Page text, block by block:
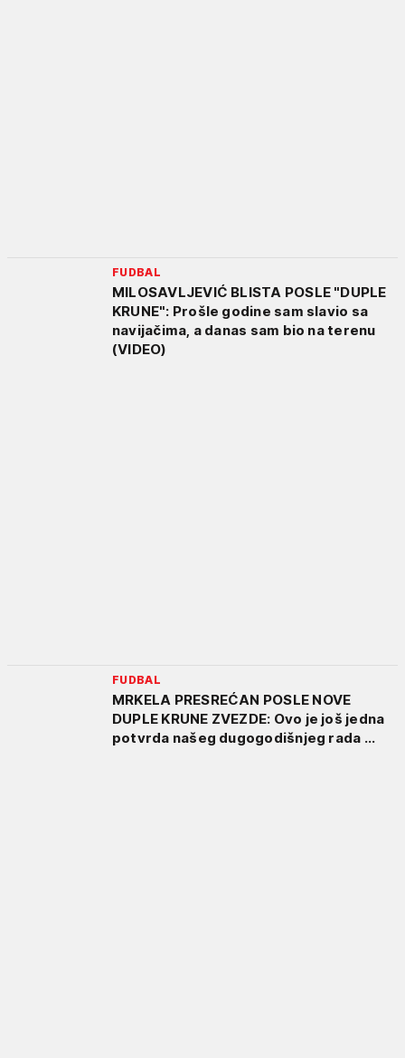
FUDBAL
MILOSAVLJEVIĆ BLISTA POSLE "DUPLE
KRUNE": Prošle godine sam slavio sa
navijačima, a danas sam bio na terenu
(VIDEO)
FUDBAL
MRKELA PRESREĆAN POSLE NOVE
DUPLE KRUNE ZVEZDE: Ovo je još jedna
potvrda našeg dugogodišnjeg rada ...